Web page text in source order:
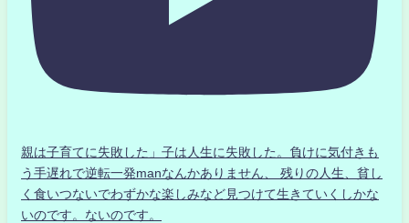
親は子育てに失敗した」子は人生に失敗した。負けに気付きも
う手遅れで逆転一発manなんかありません、 残りの人生、貧し
く食いつないでわずかな楽しみなど見つけて生きていくしかな
いのです。ないのです。